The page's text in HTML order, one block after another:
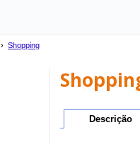
› Shopping
Descrição